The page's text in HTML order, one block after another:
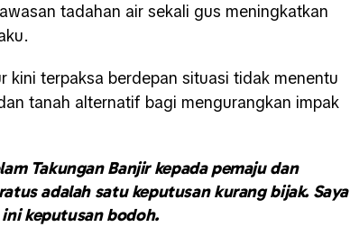
tadahan air sekali gus meningkatkan
kini terpaksa berdepan situasi tidak menentu
tanah alternatif bagi mengurangkan impak
Takungan Banjir kepada pemaju dan
adalah satu keputusan kurang bijak. Saya
keputusan bodoh.